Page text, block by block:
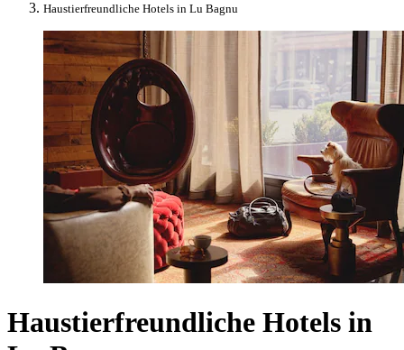
Haustierfreundliche Hotels in Lu Bagnu
Haustierfreundliche Hotels in